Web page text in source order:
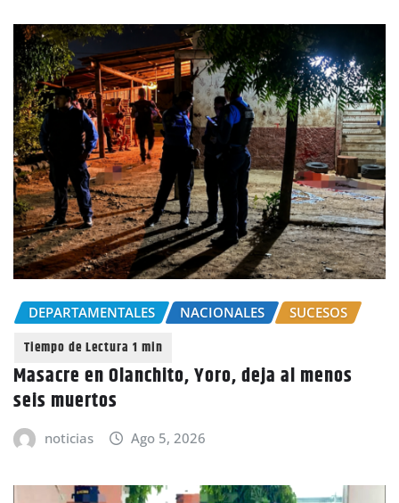
DEPARTAMENTALES NACIONALES SUCESOS
Masacre en Olanchito, Yoro, deja al menos
seis muertos
noticias Ago 5, 2026